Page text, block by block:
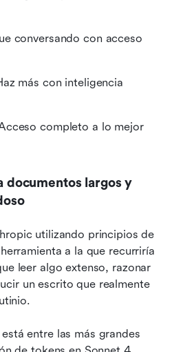
conversando con acceso
más con inteligencia
completo a lo mejor
documentos largos y
utilizando principios de
a la que recurriría
leer algo extenso, razonar
un escrito que realmente
entre las más grandes